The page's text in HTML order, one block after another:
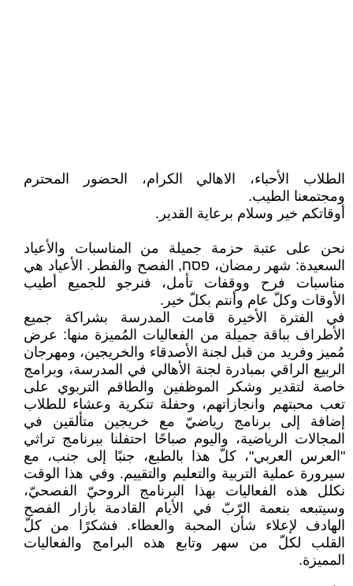
الطلاب الأحباء، الاهالي الكرام، الحضور المحترم
ومجتمعنا الطيب.
أوقاتكم خير وسلام برعاية القدير.
نحن على عتبة حزمة جميلة من المناسبات والأعياد
السعيدة: شهر رمضان، פסח, الفصح والفطر. الأعياد هي
مناسبات فرح ووقفات تأمل، فنرجو للجميع أطيب
الأوقات وكلّ عام وأنتم بكلّ خير.
في الفترة الأخيرة قامت المدرسة بشراكة جميع
الأطراف بباقة جميلة من الفعاليات المُميزة منها: عرض
مُميز وفريد من قبل لجنة الأصدقاء والخريجين، ومهرجان
الربيع الراقي بمبادرة لجنة الأهالي في المدرسة، وبرامج
خاصة لتقدير وشكر الموظفين والطاقم التربوي على
تعب محبتهم وانجازاتهم، وحفلة تنكرية وعشاء للطلاب
إضافة إلى برنامج رياضيّ مع خريجين متألقين في
المجالات الرياضية، واليوم صباحًا احتفلنا ببرنامج تراثي
"العرس العربي"، كلّ هذا بالطبع، جنبًا إلى جنب، مع
سيرورة عملية التربية والتعليم والتقييم. وفي هذا الوقت
نكلل هذه الفعاليات بهذا البرنامج الروحيّ الفصحيّ،
وسيتبعه بنعمة الرّبّ في الأيام القادمة بازار الفصح
الهادف لإعلاء شأن المحبة والعطاء. فشكرًا من كلّ
القلب لكلّ من سهر وتابع هذه البرامج والفعاليات
المميزة.